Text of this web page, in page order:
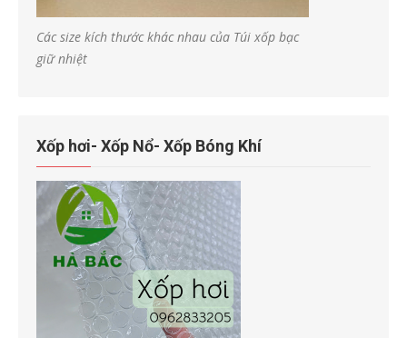
Các size kích thước khác nhau của Túi xốp bạc
giữ nhiệt
Xốp hơi- Xốp Nổ- Xốp Bóng Khí